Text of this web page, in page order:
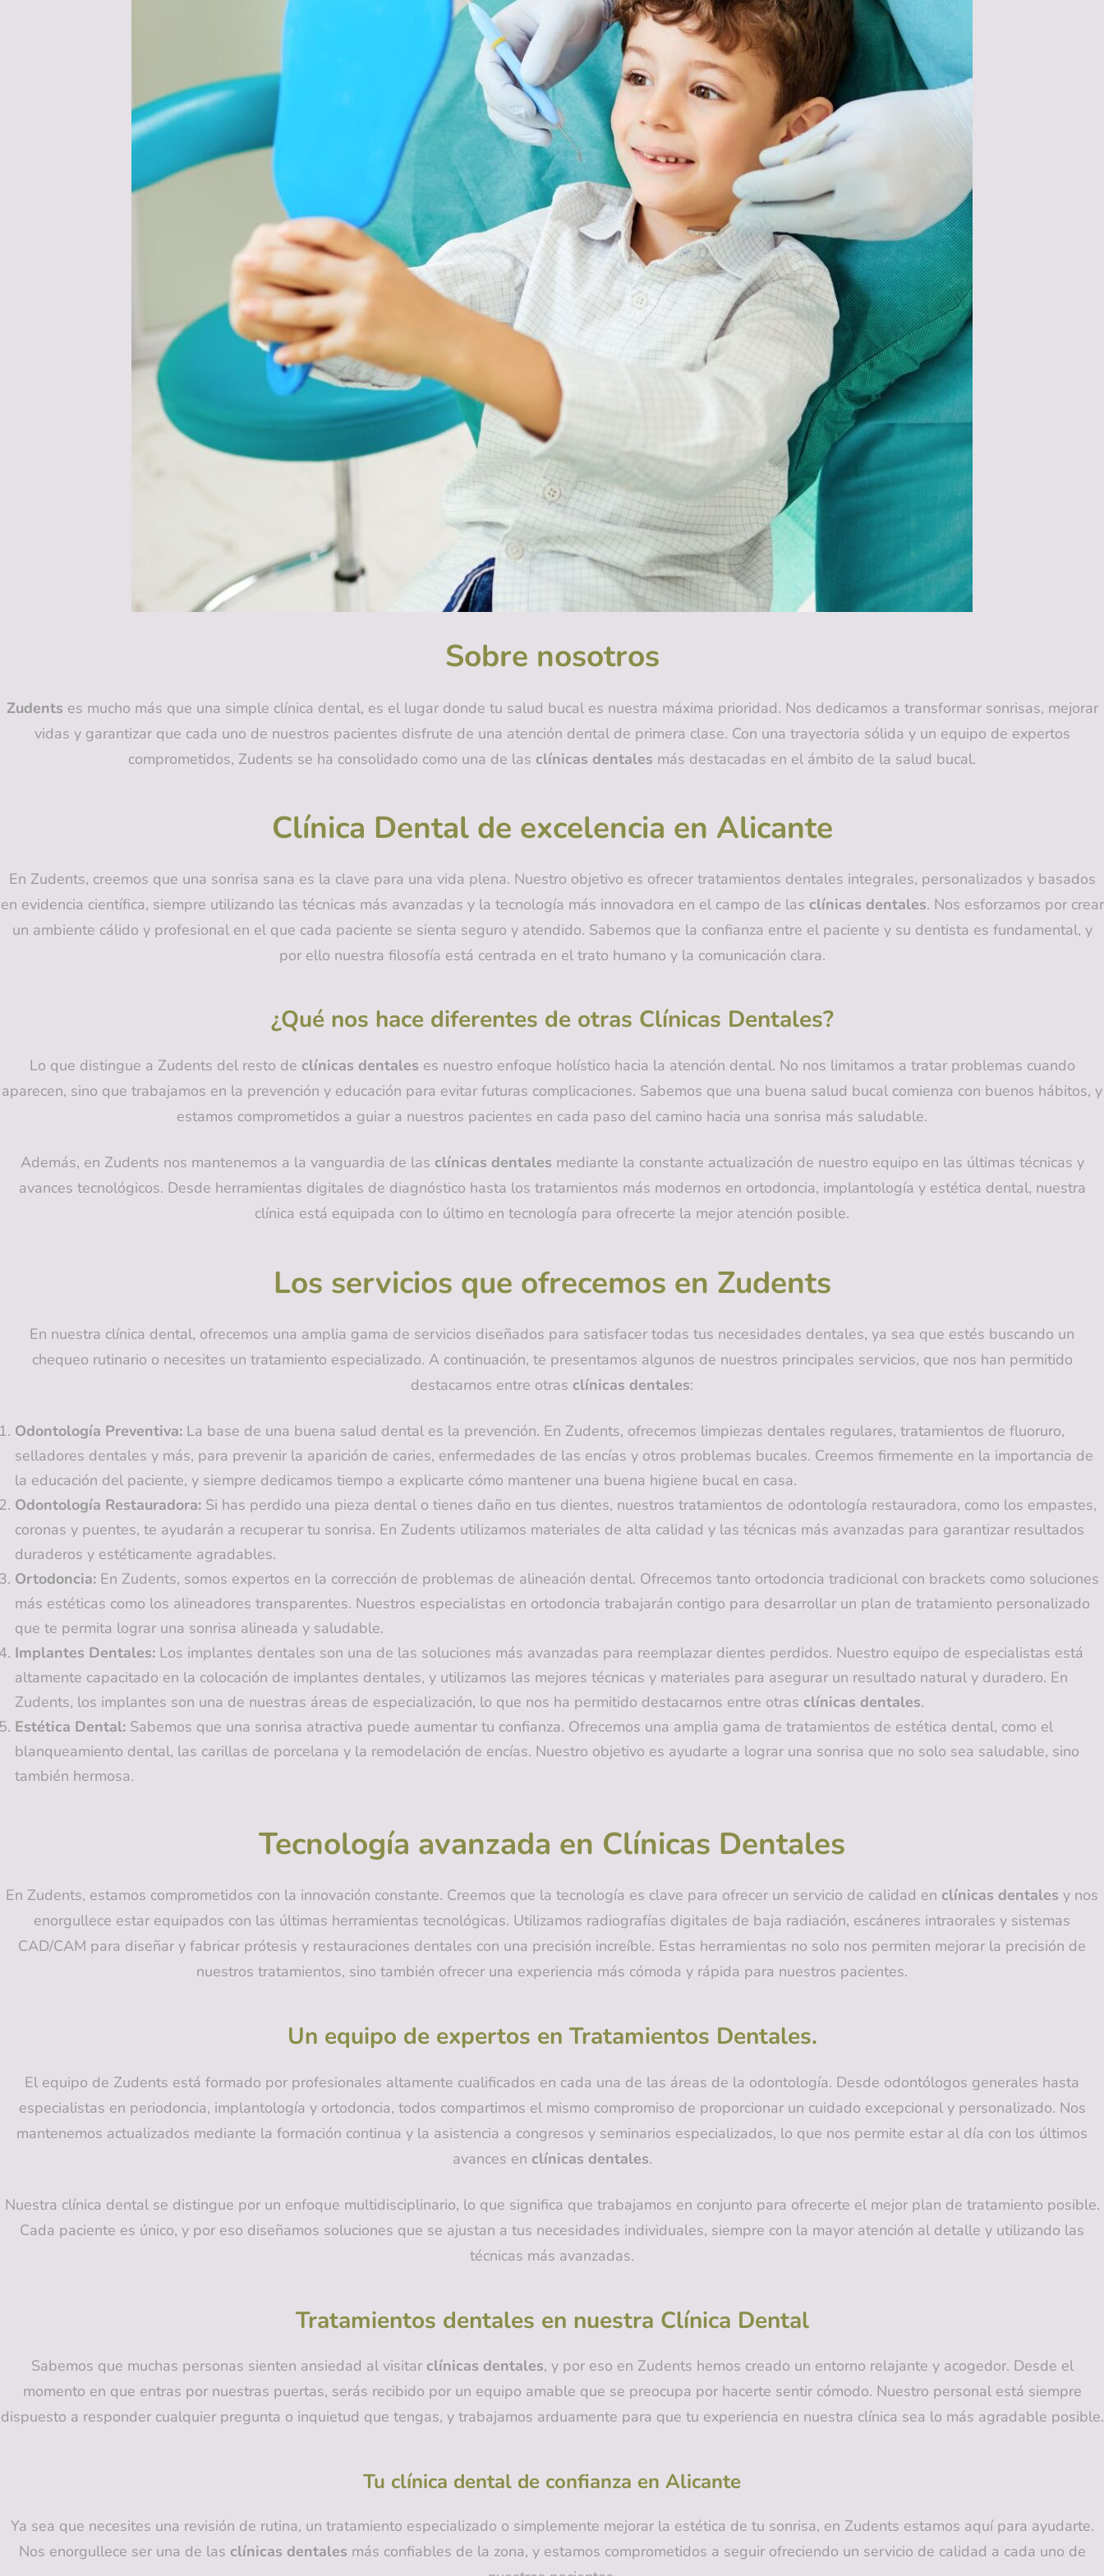
Sobre nosotros
Zudents es mucho más que una simple clínica dental, es el lugar donde tu salud bucal es nuestra máxima prioridad. Nos dedicamos a transformar sonrisas, mejorar
vidas y garantizar que cada uno de nuestros pacientes disfrute de una atención dental de primera clase. Con una trayectoria sólida y un equipo de expertos
comprometidos, Zudents se ha consolidado como una de las clínicas dentales más destacadas en el ámbito de la salud bucal.
Clínica Dental de excelencia en Alicante
En Zudents, creemos que una sonrisa sana es la clave para una vida plena. Nuestro objetivo es ofrecer tratamientos dentales integrales, personalizados y basados
en evidencia científica, siempre utilizando las técnicas más avanzadas y la tecnología más innovadora en el campo de las clínicas dentales. Nos esforzamos por crear
un ambiente cálido y profesional en el que cada paciente se sienta seguro y atendido. Sabemos que la confianza entre el paciente y su dentista es fundamental, y
por ello nuestra filosofía está centrada en el trato humano y la comunicación clara.
¿Qué nos hace diferentes de otras Clínicas Dentales?
Lo que distingue a Zudents del resto de clínicas dentales es nuestro enfoque holístico hacia la atención dental. No nos limitamos a tratar problemas cuando
aparecen, sino que trabajamos en la prevención y educación para evitar futuras complicaciones. Sabemos que una buena salud bucal comienza con buenos hábitos, y
estamos comprometidos a guiar a nuestros pacientes en cada paso del camino hacia una sonrisa más saludable.
Además, en Zudents nos mantenemos a la vanguardia de las clínicas dentales mediante la constante actualización de nuestro equipo en las últimas técnicas y
avances tecnológicos. Desde herramientas digitales de diagnóstico hasta los tratamientos más modernos en ortodoncia, implantología y estética dental, nuestra
clínica está equipada con lo último en tecnología para ofrecerte la mejor atención posible.
Los servicios que ofrecemos en Zudents
En nuestra clínica dental, ofrecemos una amplia gama de servicios diseñados para satisfacer todas tus necesidades dentales, ya sea que estés buscando un
chequeo rutinario o necesites un tratamiento especializado. A continuación, te presentamos algunos de nuestros principales servicios, que nos han permitido
destacarnos entre otras clínicas dentales:
Odontología Preventiva: La base de una buena salud dental es la prevención. En Zudents, ofrecemos limpiezas dentales regulares, tratamientos de fluoruro,
selladores dentales y más, para prevenir la aparición de caries, enfermedades de las encías y otros problemas bucales. Creemos firmemente en la importancia de
la educación del paciente, y siempre dedicamos tiempo a explicarte cómo mantener una buena higiene bucal en casa.
Odontología Restauradora: Si has perdido una pieza dental o tienes daño en tus dientes, nuestros tratamientos de odontología restauradora, como los empastes,
coronas y puentes, te ayudarán a recuperar tu sonrisa. En Zudents utilizamos materiales de alta calidad y las técnicas más avanzadas para garantizar resultados
duraderos y estéticamente agradables.
Ortodoncia: En Zudents, somos expertos en la corrección de problemas de alineación dental. Ofrecemos tanto ortodoncia tradicional con brackets como soluciones
más estéticas como los alineadores transparentes. Nuestros especialistas en ortodoncia trabajarán contigo para desarrollar un plan de tratamiento personalizado
que te permita lograr una sonrisa alineada y saludable.
Implantes Dentales: Los implantes dentales son una de las soluciones más avanzadas para reemplazar dientes perdidos. Nuestro equipo de especialistas está
altamente capacitado en la colocación de implantes dentales, y utilizamos las mejores técnicas y materiales para asegurar un resultado natural y duradero. En
Zudents, los implantes son una de nuestras áreas de especialización, lo que nos ha permitido destacarnos entre otras clínicas dentales.
Estética Dental: Sabemos que una sonrisa atractiva puede aumentar tu confianza. Ofrecemos una amplia gama de tratamientos de estética dental, como el
blanqueamiento dental, las carillas de porcelana y la remodelación de encías. Nuestro objetivo es ayudarte a lograr una sonrisa que no solo sea saludable, sino
también hermosa.
Tecnología avanzada en Clínicas Dentales
En Zudents, estamos comprometidos con la innovación constante. Creemos que la tecnología es clave para ofrecer un servicio de calidad en clínicas dentales y nos
enorgullece estar equipados con las últimas herramientas tecnológicas. Utilizamos radiografías digitales de baja radiación, escáneres intraorales y sistemas
CAD/CAM para diseñar y fabricar prótesis y restauraciones dentales con una precisión increíble. Estas herramientas no solo nos permiten mejorar la precisión de
nuestros tratamientos, sino también ofrecer una experiencia más cómoda y rápida para nuestros pacientes.
Un equipo de expertos en Tratamientos Dentales.
El equipo de Zudents está formado por profesionales altamente cualificados en cada una de las áreas de la odontología. Desde odontólogos generales hasta
especialistas en periodoncia, implantología y ortodoncia, todos compartimos el mismo compromiso de proporcionar un cuidado excepcional y personalizado. Nos
mantenemos actualizados mediante la formación continua y la asistencia a congresos y seminarios especializados, lo que nos permite estar al día con los últimos
avances en clínicas dentales.
Nuestra clínica dental se distingue por un enfoque multidisciplinario, lo que significa que trabajamos en conjunto para ofrecerte el mejor plan de tratamiento posible.
Cada paciente es único, y por eso diseñamos soluciones que se ajustan a tus necesidades individuales, siempre con la mayor atención al detalle y utilizando las
técnicas más avanzadas.
Tratamientos dentales en nuestra Clínica Dental
Sabemos que muchas personas sienten ansiedad al visitar clínicas dentales, y por eso en Zudents hemos creado un entorno relajante y acogedor. Desde el
momento en que entras por nuestras puertas, serás recibido por un equipo amable que se preocupa por hacerte sentir cómodo. Nuestro personal está siempre
dispuesto a responder cualquier pregunta o inquietud que tengas, y trabajamos arduamente para que tu experiencia en nuestra clínica sea lo más agradable posible.
Tu clínica dental de confianza en Alicante
Ya sea que necesites una revisión de rutina, un tratamiento especializado o simplemente mejorar la estética de tu sonrisa, en Zudents estamos aquí para ayudarte.
Nos enorgullece ser una de las clínicas dentales más confiables de la zona, y estamos comprometidos a seguir ofreciendo un servicio de calidad a cada uno de